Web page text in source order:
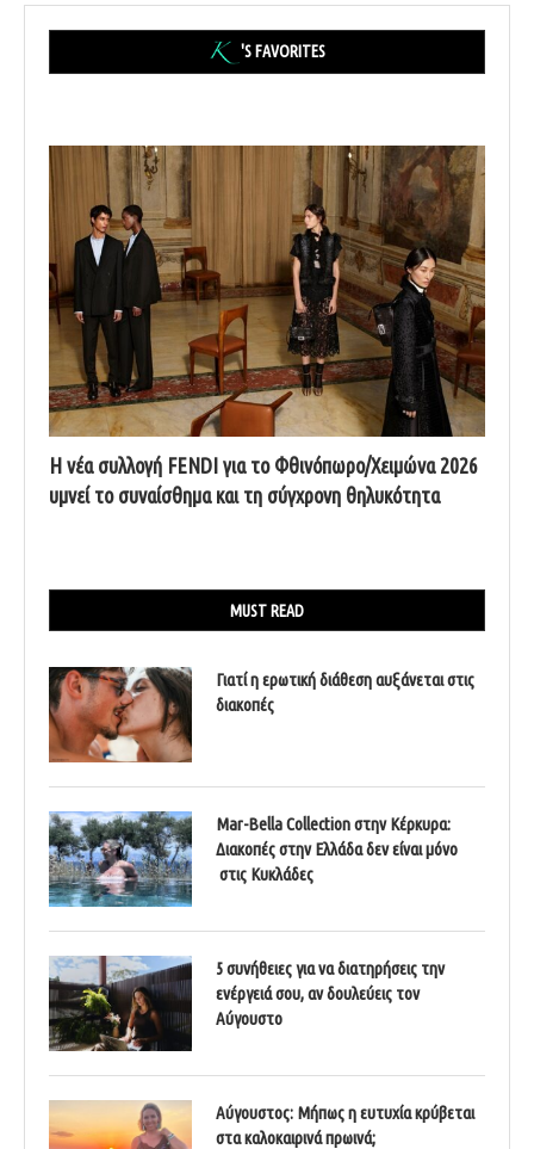
'S FAVORITES
Η νέα συλλογή FENDI για το Φθινόπωρο/Χειμώνα 2026
υμνεί το συναίσθημα και τη σύγχρονη θηλυκότητα
MUST READ
Γιατί η ερωτική διάθεση αυξάνεται στις
διακοπές
Mar-Bella Collection στην Κέρκυρα:
Διακοπές στην Ελλάδα δεν είναι μόνο
στις Κυκλάδες
5 συνήθειες για να διατηρήσεις την
ενέργειά σου, αν δουλεύεις τον
Αύγουστο
Αύγουστος: Μήπως η ευτυχία κρύβεται
στα καλοκαιρινά πρωινά;